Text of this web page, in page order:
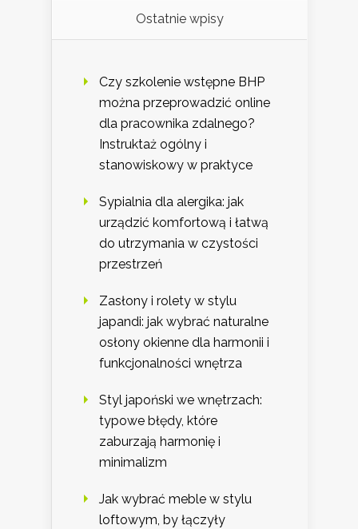
Ostatnie wpisy
Czy szkolenie wstępne BHP
można przeprowadzić online
dla pracownika zdalnego?
Instruktaż ogólny i
stanowiskowy w praktyce
Sypialnia dla alergika: jak
urządzić komfortową i łatwą
do utrzymania w czystości
przestrzeń
Zasłony i rolety w stylu
japandi: jak wybrać naturalne
osłony okienne dla harmonii i
funkcjonalności wnętrza
Styl japoński we wnętrzach:
typowe błędy, które
zaburzają harmonię i
minimalizm
Jak wybrać meble w stylu
loftowym, by łączyły